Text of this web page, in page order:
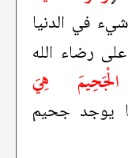
في الدنيا
رضاء الله
هِيَ
يوجد جحيم